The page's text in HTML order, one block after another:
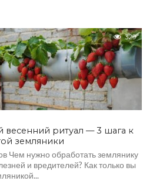
329
ритуал — 3 шага к
земляники
Чем нужно обработать землянику
и вредителей? Как только вы